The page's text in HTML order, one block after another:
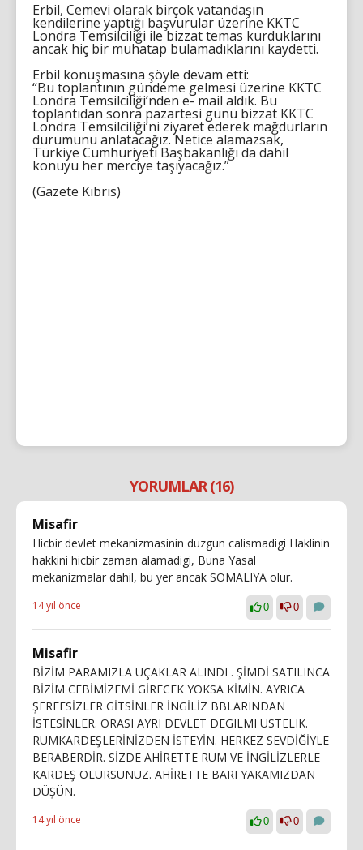
Erbil, Cemevi olarak birçok vatandaşın
kendilerine yaptığı başvurular üzerine KKTC
Londra Temsilciliği ile bizzat temas kurduklarını
ancak hiç bir muhatap bulamadıklarını kaydetti.
Erbil konuşmasına şöyle devam etti:
“Bu toplantının gündeme gelmesi üzerine KKTC
Londra Temsilciliği’nden e- mail aldık. Bu
toplantıdan sonra pazartesi günü bizzat KKTC
Londra Temsilciliği’ni ziyaret ederek mağdurların
durumunu anlatacağız. Netice alamazsak,
Türkiye Cumhuriyeti Başbakanlığı da dahil
konuyu her merciye taşıyacağız.”
(Gazete Kıbrıs)
YORUMLAR (16)
Misafir
Hicbir devlet mekanizmasinin duzgun calismadigi Haklinin
hakkini hicbir zaman alamadigi, Buna Yasal
mekanizmalar dahil, bu yer ancak SOMALIYA olur.
14 yıl önce 0 0
Misafir
BİZİM PARAMIZLA UÇAKLAR ALINDI . ŞİMDİ SATILINCA
BİZİM CEBİMİZEMİ GİRECEK YOKSA KİMİN. AYRICA
ŞEREFSİZLER GİTSİNLER İNGİLİZ BBLARINDAN
İSTESİNLER. ORASI AYRI DEVLET DEGILMI USTELIK.
RUMKARDEŞLERİNİZDEN İSTEYİN. HERKEZ SEVDİĞİYLE
BERABERDİR. SİZDE AHİRETTE RUM VE İNGİLİZLERLE
KARDEŞ OLURSUNUZ. AHİRETTE BARI YAKAMIZDAN
DÜŞÜN.
14 yıl önce 0 0